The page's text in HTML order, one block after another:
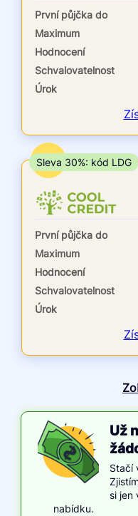
ne
Po insolvenci
ano
V hotovosti
ano
ne
První půjčka do
Maximum
Hodnocení
Schvalovatelnost
Úrok
TOP
Sleva 30%: kód LDG
První půjčka do
Maximum
Hodnocení
Schvalovatelnost
Úrok
Už
Stačí
si jen
nabídku.